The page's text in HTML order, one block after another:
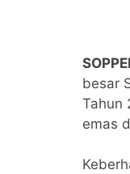
besar
Tahun
emas